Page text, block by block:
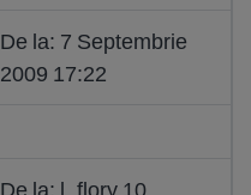
De la: 7 Septembrie
2009 17:22